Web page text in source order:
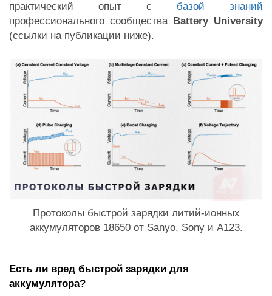
практический опыт с базой знаний
профессионального сообщества Battery University
(ссылки на публикации ниже).
Протоколы быстрой зарядки литий-ионных
аккумуляторов 18650 от Sanyo, Sony и A123.
Есть ли вред быстрой зарядки для
аккумулятора?